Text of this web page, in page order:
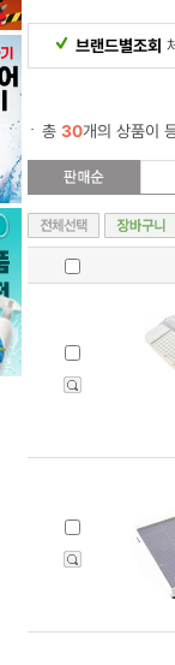
브랜드별조회
총 30개의 상품이